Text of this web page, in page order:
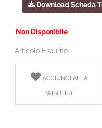
Download Scheda
Non Disponibile
Articolo Esaurito
AGGIUNGI ALLA
WISHLIST